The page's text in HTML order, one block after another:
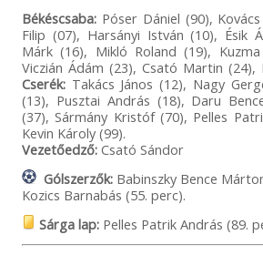
Békéscsaba:Póser Dániel (90),
Filip (07), Harsányi István (10), Ésik
Márk (16), Mikló Roland (19),
Viczián Ádám (23), Csató Martin
Cserék:Takács János (12), Nagy
(13), Pusztai András (18), Daru
(37), Sármány Kristóf (70), Pelles
Kevin Károly (99).
Vezetőedző:Csató Sándor
Gólszerzők:Babinszky Bence
Kozics Barnabás (55. perc).
Sárga lap:Pelles Patrik András (89.